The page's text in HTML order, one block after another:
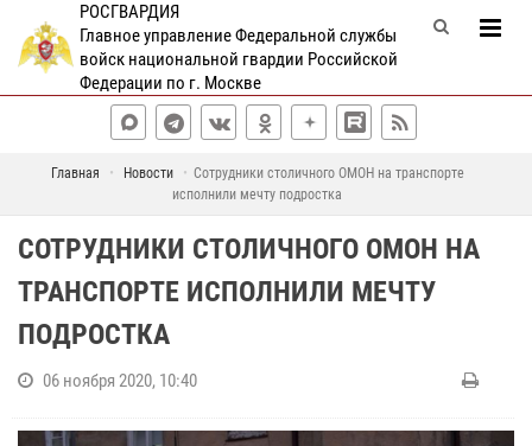
РОСГВАРДИЯ
Главное управление Федеральной службы
войск национальной гвардии Российской
Федерации по г. Москве
Главная Новости
Сотрудники столичного ОМОН на транспорте
исполнили мечту подростка
СОТРУДНИКИ СТОЛИЧНОГО ОМОН НА
ТРАНСПОРТЕ ИСПОЛНИЛИ МЕЧТУ
ПОДРОСТКА
06 ноября 2020, 10:40